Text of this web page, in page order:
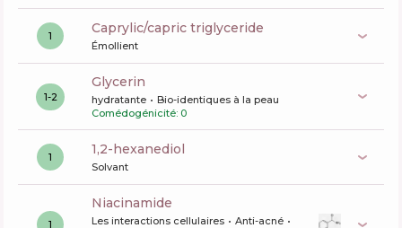
1 caprylic/capric triglyceride
Émollient
1-2
glycerin
hydratante
Bio-identiques à la peau
Comédogénicité: 0
1 1,2-hexanediol
Solvant
1
niacinamide
Les interactions cellulaires
Anti-acné